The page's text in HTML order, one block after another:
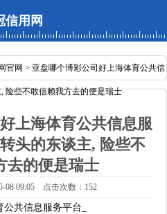
信用网
官网 > 亚盘哪个博彩公司好上海体育公共信
险些不敢信赖我方去的便是瑞士
上海体育公共信息服
头的东谈主, 险些不
去的便是瑞士
08 09:05 点击次数：152
共信息服务平台_